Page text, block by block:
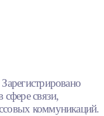
связи,
коммуникаций.